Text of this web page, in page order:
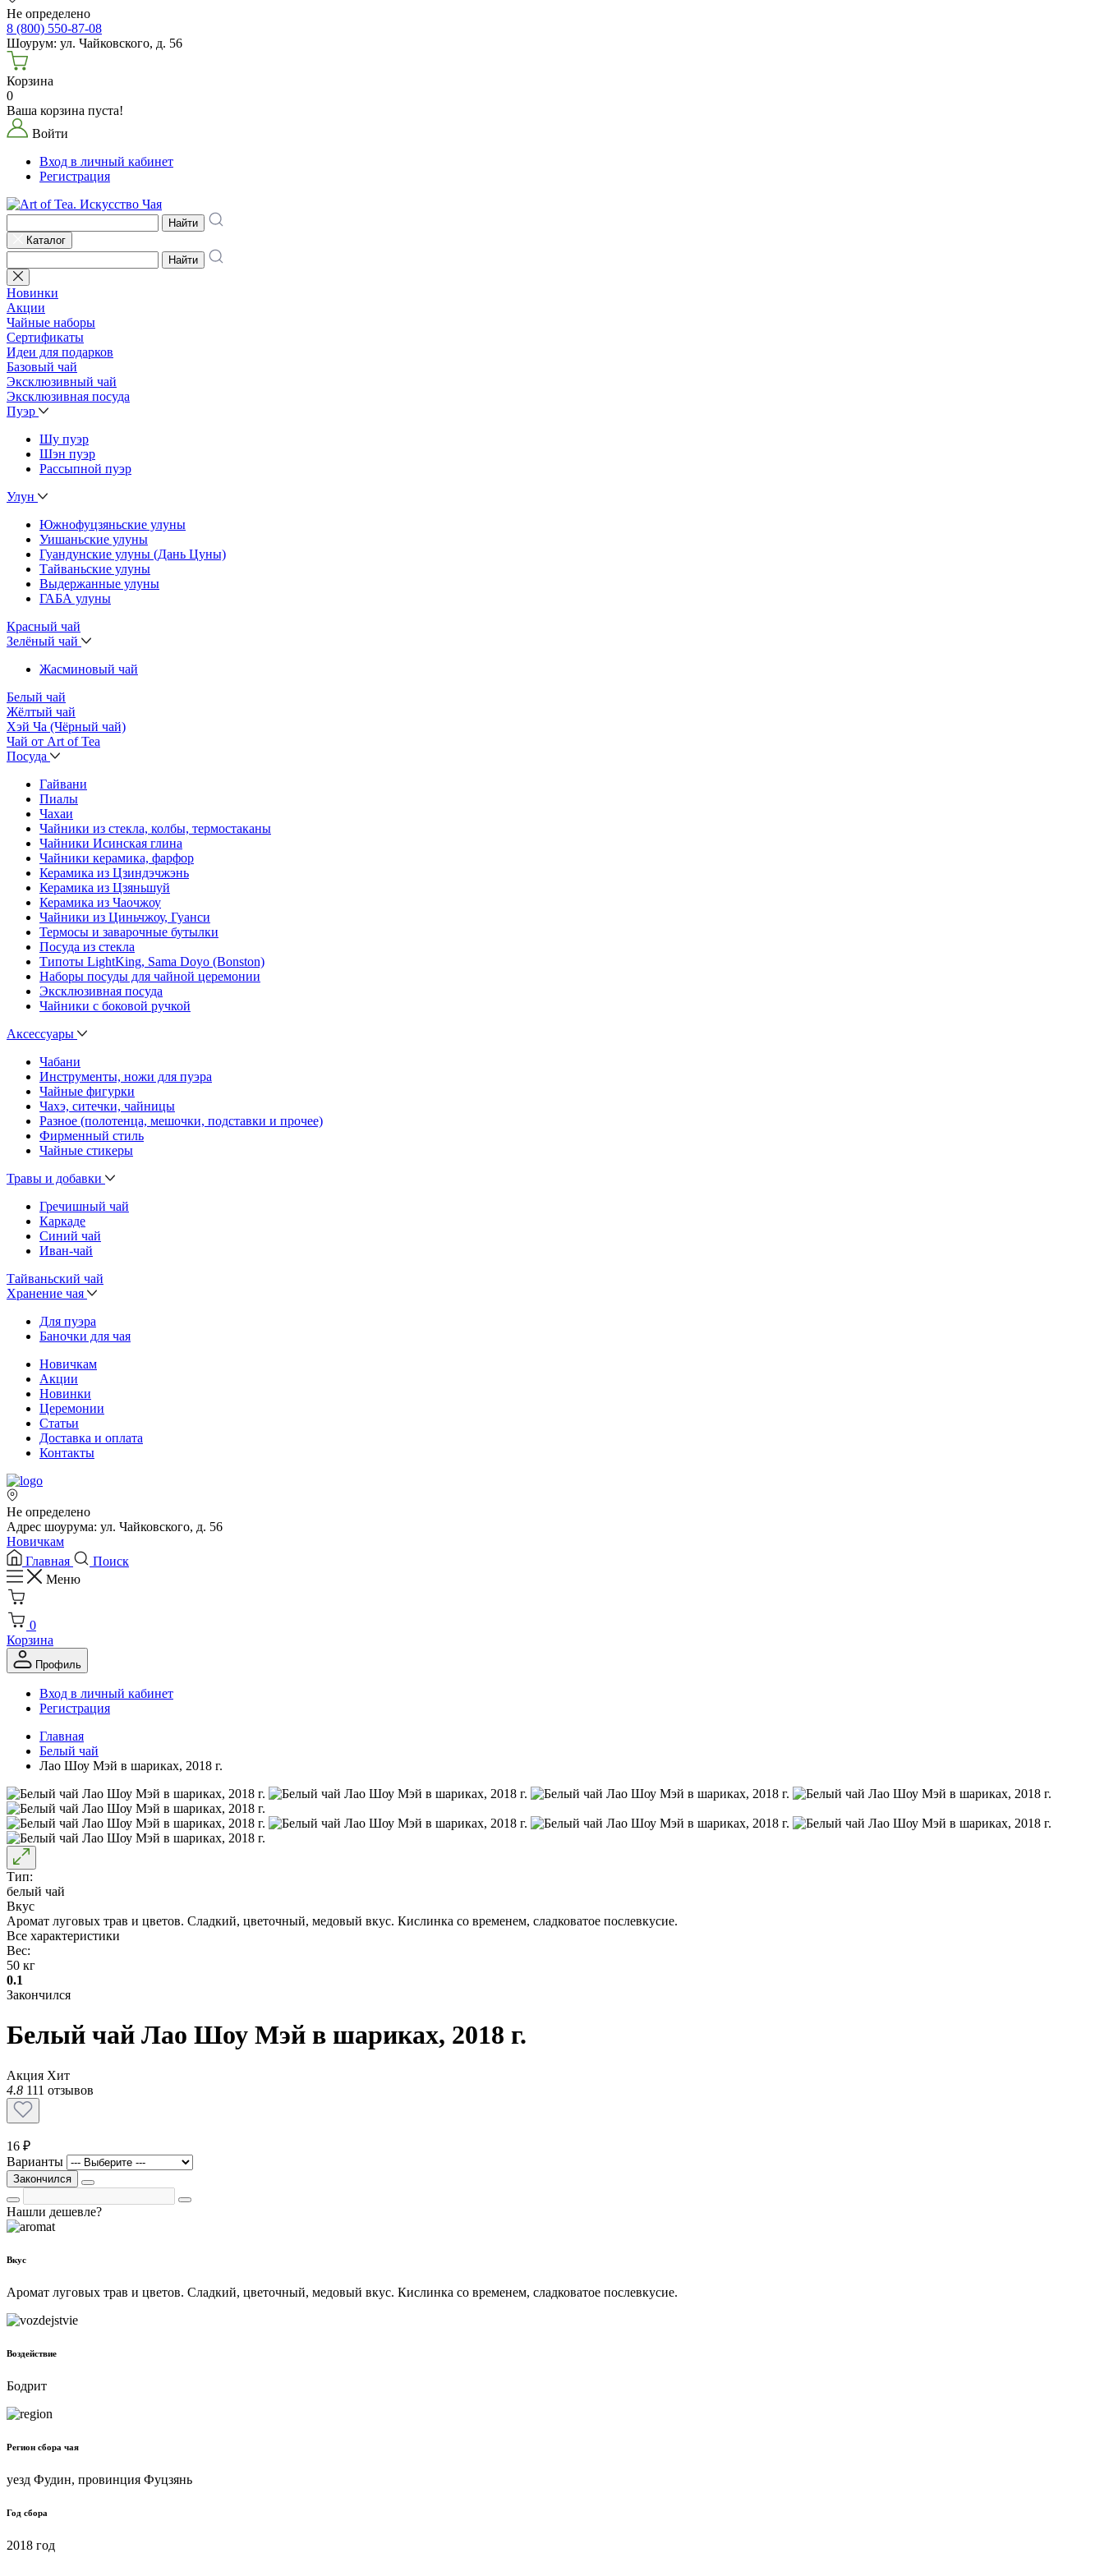
Не определено
8 (800) 550-87-08
Шоурум: ул. Чайковского, д. 56
Корзина
0
Ваша корзина пуста!
Войти
Вход в личный кабинет
Регистрация
Найти
Каталог
Найти
Новинки
Акции
Чайные наборы
Сертификаты
Идеи для подарков
Базовый чай
Эксклюзивный чай
Эксклюзивная посуда
Пуэр
Шу пуэр
Шэн пуэр
Рассыпной пуэр
Улун
Южнофуцзяньские улуны
Уишаньские улуны
Гуандунские улуны (Дань Цуны)
Тайваньские улуны
Выдержанные улуны
ГАБА улуны
Красный чай
Зелёный чай
Жасминовый чай
Белый чай
Жёлтый чай
Хэй Ча (Чёрный чай)
Чай от Art of Tea
Посуда
Гайвани
Пиалы
Чахаи
Чайники из стекла, колбы, термостаканы
Чайники Исинская глина
Чайники керамика, фарфор
Керамика из Цзиндэчжэнь
Керамика из Цзяньшуй
Керамика из Чаочжоу
Чайники из Циньчжоу, Гуанси
Термосы и заварочные бутылки
Посуда из стекла
Типоты LightKing, Sama Doyo (Bonston)
Наборы посуды для чайной церемонии
Эксклюзивная посуда
Чайники с боковой ручкой
Аксессуары
Чабани
Инструменты, ножи для пуэра
Чайные фигурки
Чахэ, ситечки, чайницы
Разное (полотенца, мешочки, подставки и прочее)
Фирменный стиль
Чайные стикеры
Травы и добавки
Гречишный чай
Каркаде
Синий чай
Иван-чай
Тайваньский чай
Хранение чая
Для пуэра
Баночки для чая
Новичкам
Акции
Новинки
Церемонии
Статьи
Доставка и оплата
Контакты
Не определено
Адрес шоурума: ул. Чайковского, д. 56
Новичкам
Главная
Поиск
Меню
0
Корзина
Профиль
Вход в личный кабинет
Регистрация
Главная
Белый чай
Лао Шоу Мэй в шариках, 2018 г.
Тип:
белый чай
Вкус
Аромат луговых трав и цветов. Сладкий, цветочный, медовый вкус. Кислинка со временем, сладковатое послевкусие.
Все характеристики
Вес:
50 кг
0.1
Закончился
Белый чай Лао Шоу Мэй в шариках, 2018 г.
Акция Хит
4.8 111 отзывов
16 ₽
Варианты
Закончился
Нашли дешевле?
Вкус
Аромат луговых трав и цветов. Сладкий, цветочный, медовый вкус. Кислинка со временем, сладковатое послевкусие.
Воздействие
Бодрит
Регион сбора чая
уезд Фудин, провинция Фуцзянь
Год сбора
2018 год